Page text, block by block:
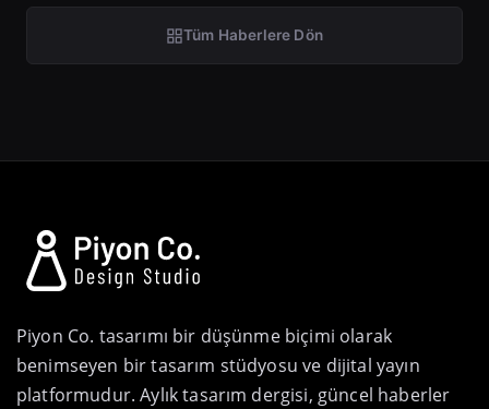
Tüm Haberlere Dön
Piyon Co. tasarımı bir düşünme biçimi olarak
benimseyen bir tasarım stüdyosu ve dijital yayın
platformudur. Aylık tasarım dergisi, güncel haberler